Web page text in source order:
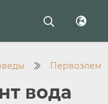
вода